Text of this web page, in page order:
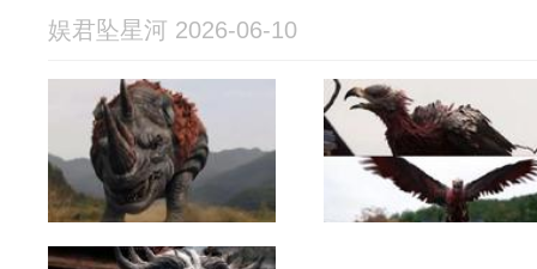
娱君坠星河 2026-06-10